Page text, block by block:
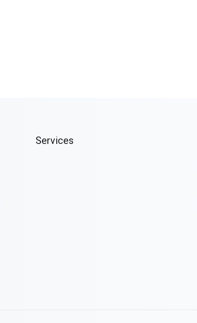
Services